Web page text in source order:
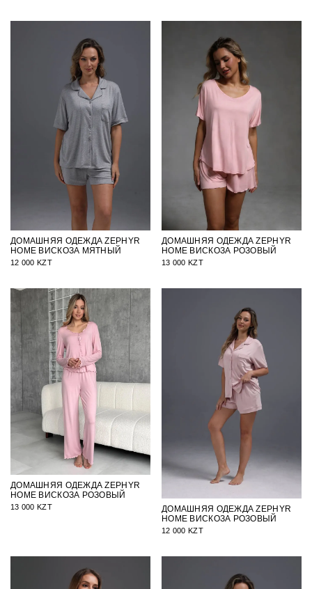
ДОМАШНЯЯ ОДЕЖДА ZEPHYR
HOME ВИСКОЗА МЯТНЫЙ
12 000 KZT
ДОМАШНЯЯ ОДЕЖДА ZEPHYR
HOME ВИСКОЗА РОЗОВЫЙ
13 000 KZT
ДОМАШНЯЯ ОДЕЖДА ZEPHYR
HOME ВИСКОЗА РОЗОВЫЙ
13 000 KZT
ДОМАШНЯЯ ОДЕЖДА ZEPHYR
HOME ВИСКОЗА РОЗОВЫЙ
12 000 KZT